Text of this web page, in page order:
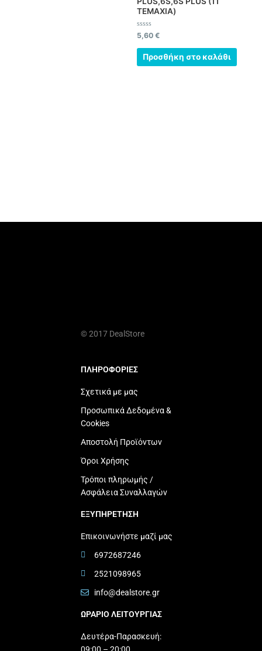
ΤΕΜΑΧΙΑ)
Βαθμολογήθηκε
με
0
από
5,60 €
Προσθήκη στο καλάθι
© 2017 DealStore
ΠΛΗΡΟΦΟΡΙΕΣ
Σχετικά με μας
Προσωπικά Δεδομένα &
Cookies
Αποστολή Προϊόντων
Όροι Χρήσης
Τρόποι πληρωμής /
Ασφάλεια Συναλλαγών
ΕΞΥΠΗΡΕΤΗΣΗ
Επικοινωνήστε μαζί μας
6972687246
2521098965
info@dealstore.gr
ΩΡΑΡΙΟ ΛΕΙΤΟΥΡΓΙΑΣ​
Δευτέρα-Παρασκευή: